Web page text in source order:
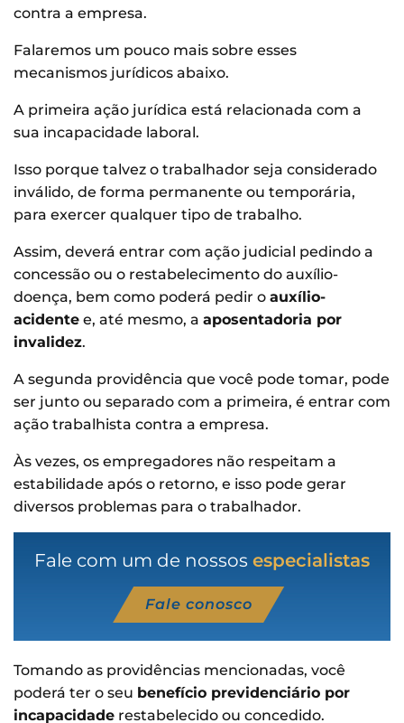
contra a empresa.
Falaremos um pouco mais sobre esses
mecanismos jurídicos abaixo.
A primeira ação jurídica está relacionada com a
sua incapacidade laboral.
Isso porque talvez o trabalhador seja considerado
inválido, de forma permanente ou temporária,
para exercer qualquer tipo de trabalho.
Assim, deverá entrar com ação judicial pedindo a
concessão ou o restabelecimento do auxílio-
doença, bem como poderá pedir o auxílio-
acidente e, até mesmo, a aposentadoria por
invalidez.
A segunda providência que você pode tomar, pode
ser junto ou separado com a primeira, é entrar com
ação trabalhista contra a empresa.
Às vezes, os empregadores não respeitam a
estabilidade após o retorno, e isso pode gerar
diversos problemas para o trabalhador.
Fale com um de nossos especialistas
Fale conosco
Tomando as providências mencionadas, você
poderá ter o seu benefício previdenciário por
incapacidade restabelecido ou concedido.